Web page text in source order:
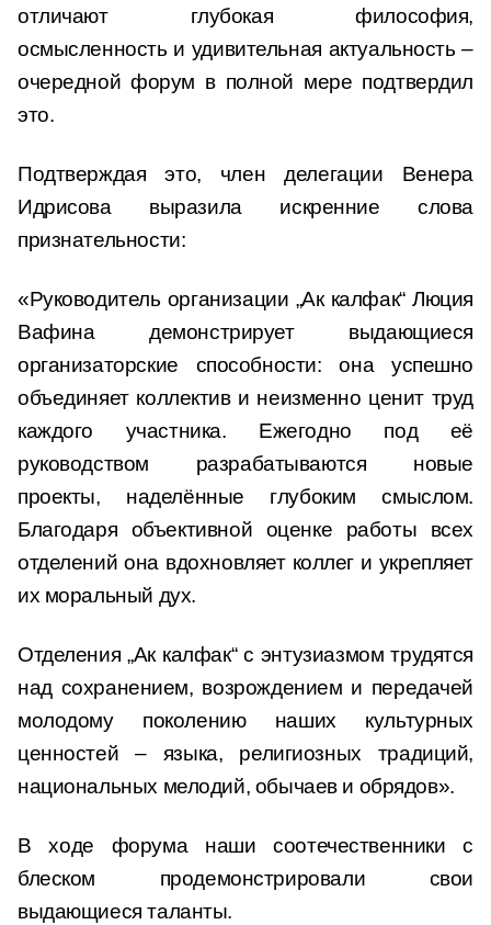
отличают глубокая философия,
осмысленность и удивительная актуальность –
очередной форум в полной мере подтвердил
это.
Подтверждая это, член делегации Венера
Идрисова выразила искренние слова
признательности:
«Руководитель организации „Ак калфак“ Люция
Вафина демонстрирует выдающиеся
организаторские способности: она успешно
объединяет коллектив и неизменно ценит труд
каждого участника. Ежегодно под её
руководством разрабатываются новые
проекты, наделённые глубоким смыслом.
Благодаря объективной оценке работы всех
отделений она вдохновляет коллег и укрепляет
их моральный дух.
Отделения „Ак калфак“ с энтузиазмом трудятся
над сохранением, возрождением и передачей
молодому поколению наших культурных
ценностей – языка, религиозных традиций,
национальных мелодий, обычаев и обрядов».
В ходе форума наши соотечественники с
блеском продемонстрировали свои
выдающиеся таланты.